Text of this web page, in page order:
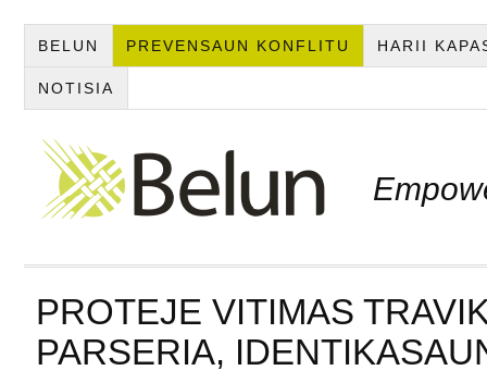
BELUN PREVENSAUN KONFLITU HARII
NOTISIA
PROTEJE VITIMAS
PARSERIA,